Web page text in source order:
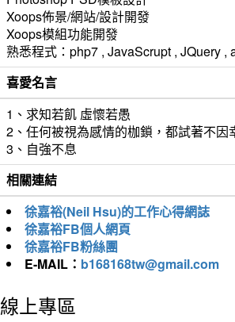
Xoops佈景/網站/設計開發
Xoops模組功能開發
熟悉程式：php7 , JavaScrupt , JQuery
喜愛名言
1、求知若飢 虛懷若愚
2、任何被視為感情的枷鎖，都試著不因
3、自強不息
相關連結
徐嘉裕(Neil Hsu)的工作心得網誌
徐嘉裕FB個人網頁
徐嘉裕FB粉絲團
E-MAIL： b168168tw@gmail.com
線上專區